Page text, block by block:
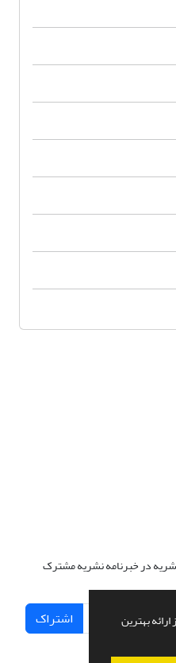
بهترین
در خبرنامه نشریه مشترک
اشتراک